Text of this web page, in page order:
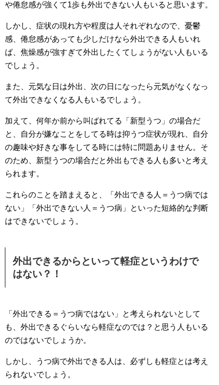
や倦怠感が強くて1歩も外出できない人もいると思います。
しかし、症状の現れ方や程度は人それぞれなので、憂鬱
感、倦怠感があっても少しだけなら外出できる人もいれ
ば、焦燥感が強すぎて外出したくてしょうがない人もいる
でしょう。
また、元気な日は外出、次の日になったら元気がなくなっ
て外出できなくなる人もいるでしょう。
加えて、何年か前から叫ばれてる「新型うつ」の場合だ
と、自分が嫌なことをしてる時は抑うつ症状が現れ、自分
の趣味や好きな事をしてる時には特に問題ありません。そ
のため、新型うつの場合だと外出もできる人も多いと考え
られます。
これらのことを踏まえると、「外出できる人＝うつ病では
ない」「外出できない人＝うつ病」といった短絡的な判断
はできないでしょう。
外出できるからといって軽症というわけで
はない？！
「外出できる＝うつ病ではない」と考えられないとして
も、外出できるぐらいなら軽症なのでは？と思う人もいる
のではないでしょうか。
しかし、うつ病で外出できる人は、必ずしも軽症とは考え
られないでしょう。